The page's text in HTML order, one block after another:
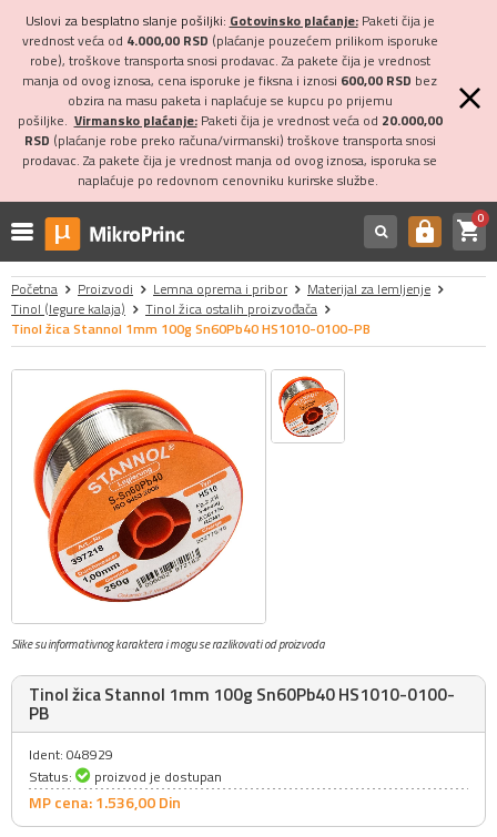
Uslovi za besplatno slanje pošiljki: Gotovinsko plaćanje:Paketi čija je
vrednost veća od 4.000,00 RSD (plaćanje pouzećem prilikom isporuke
robe), troškove transporta snosi prodavac. Za pakete čija je vrednost
manja od ovog iznosa, cena isporuke je fiksna i iznosi 600,00 RSD bez
obzira na masu paketa i naplaćuje se kupcu po prijemu
pošiljke. Virmansko plaćanje:Paketi čija je vrednost veća od 20.000,00
RSD (plaćanje robe preko računa/virmanski) troškove transporta snosi
prodavac. Za pakete čija je vrednost manja od ovog iznosa, isporuka se
naplaćuje po redovnom cenovniku kurirske službe.
https shopping_cart0
Početna Proizvodi Lemna oprema i pribor
Materijal za lemljenje
Tinol (legure kalaja)
Tinol žica ostalih proizvođača
Tinol žica Stannol 1mm 100g Sn60Pb40 HS1010-0100-PB
Slike su informativnog karaktera i mogu se razlikovati od proizvoda
Tinol žica Stannol 1mm 100g Sn60Pb40 HS1010-0100-
PB
Ident: 048929
Status:
proizvod je dostupan
MP cena: 1.536,00Din